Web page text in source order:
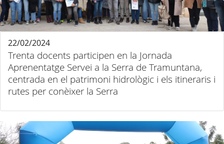
Trenta docents participen en la Jornada
Aprenentatge Servei a la Serra de Tramuntana,
centrada en el patrimoni hidrològic i els itineraris i
rutes per conèixer la Serra
22/02/2024